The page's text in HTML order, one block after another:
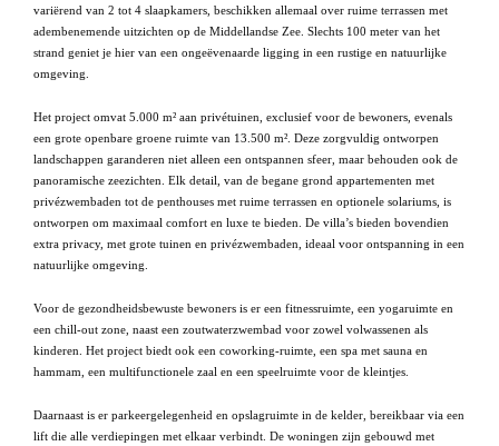
variërend van 2 tot 4 slaapkamers, beschikken allemaal over ruime terrassen met
adembenemende uitzichten op de Middellandse Zee. Slechts 100 meter van het
strand geniet je hier van een ongeëvenaarde ligging in een rustige en natuurlijke
omgeving.
Het project omvat 5.000 m² aan privétuinen, exclusief voor de bewoners, evenals
een grote openbare groene ruimte van 13.500 m². Deze zorgvuldig ontworpen
landschappen garanderen niet alleen een ontspannen sfeer, maar behouden ook de
panoramische zeezichten. Elk detail, van de begane grond appartementen met
privézwembaden tot de penthouses met ruime terrassen en optionele solariums, is
ontworpen om maximaal comfort en luxe te bieden. De villa’s bieden bovendien
extra privacy, met grote tuinen en privézwembaden, ideaal voor ontspanning in een
natuurlijke omgeving.
Voor de gezondheidsbewuste bewoners is er een fitnessruimte, een yogaruimte en
een chill-out zone, naast een zoutwaterzwembad voor zowel volwassenen als
kinderen. Het project biedt ook een coworking-ruimte, een spa met sauna en
hammam, een multifunctionele zaal en een speelruimte voor de kleintjes.
Daarnaast is er parkeergelegenheid en opslagruimte in de kelder, bereikbaar via een
lift die alle verdiepingen met elkaar verbindt. De woningen zijn gebouwd met